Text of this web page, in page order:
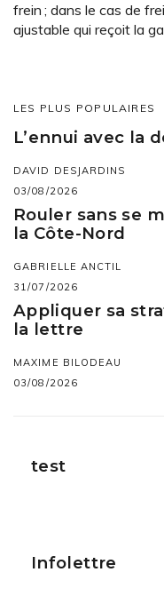
frein ; dans le cas de
ajustable qui reçoit la
LES PLUS POPULAIRES
L’ennui avec la
DAVID DESJARDINS
03/08/2026
Rouler sans se
la Côte-Nord
GABRIELLE ANCTIL
31/07/2026
Appliquer sa
la lettre
MAXIME BILODEAU
03/08/2026
test
Infolettre